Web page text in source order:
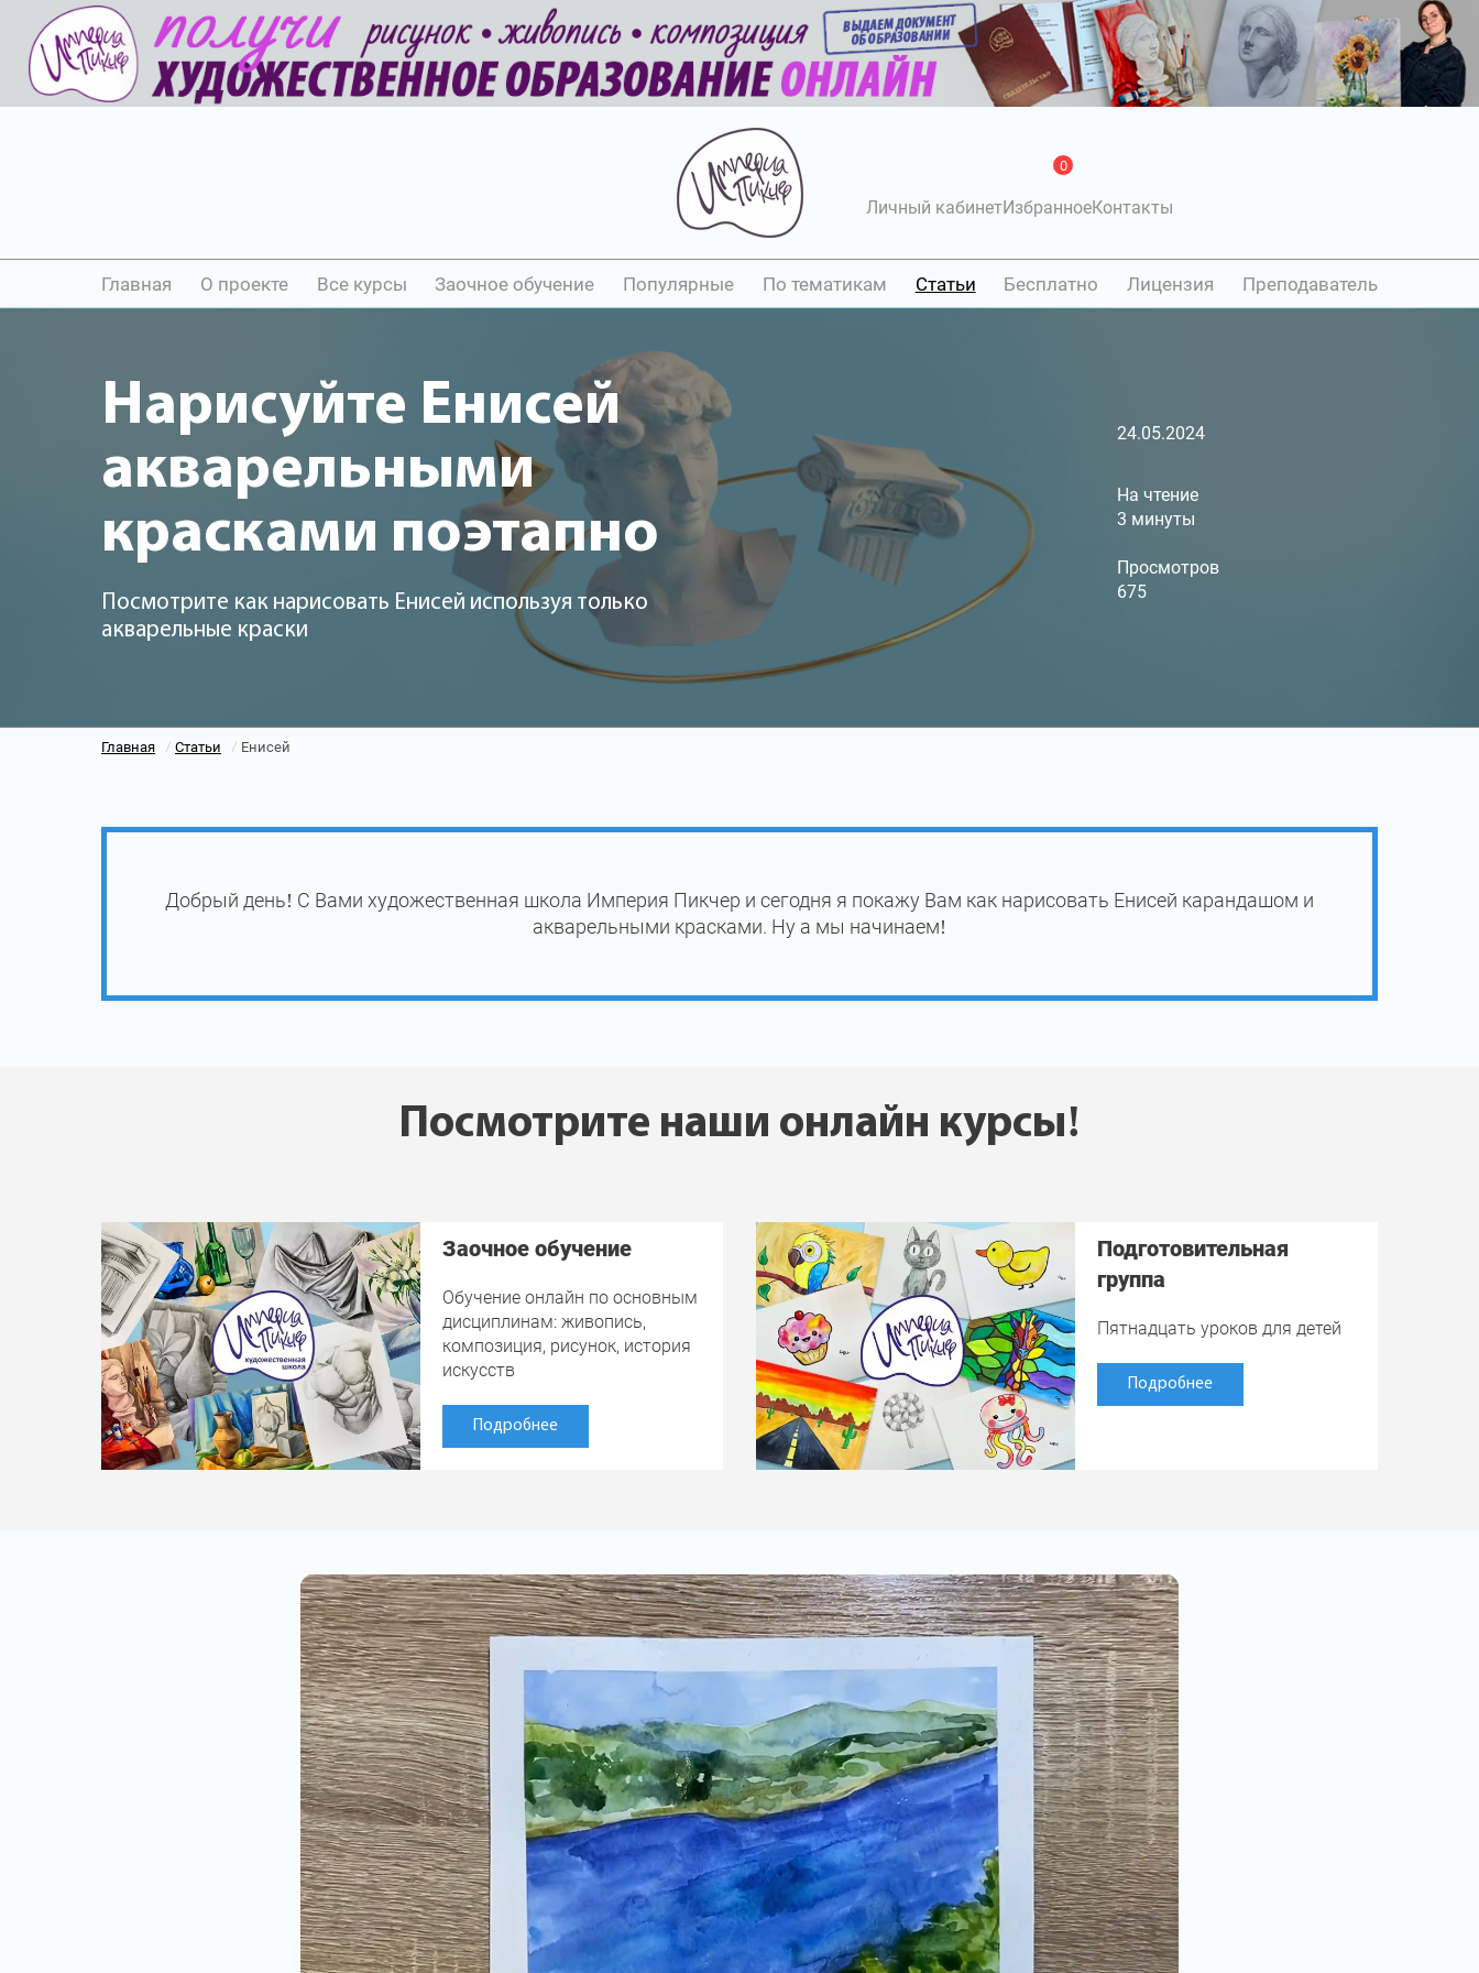
Личный кабинетИзбранное
0
Контакты
Главная О проекте Все курсы Заочное обучение Популярные По тематикам Статьи Бесплатно Лицензия Преподаватель
Нарисуйте Енисей
акварельными
красками поэтапно
Посмотрите как нарисовать Енисей используя только
акварельные краски
24.05.2024
На чтение
3 минуты
Просмотров
675
Главная / Статьи / Енисей
Добрый день! С Вами художественная школа Империя Пикчер и сегодня я покажу Вам как нарисовать Енисей карандашом и
акварельными красками. Ну а мы начинаем!
Посмотрите наши онлайн курсы!
Заочное обучение
Обучение онлайн по основным
дисциплинам: живопись,
композиция, рисунок, история
искусств
Подробнее
Подготовительная
группа
Пятнадцать уроков для детей
Подробнее